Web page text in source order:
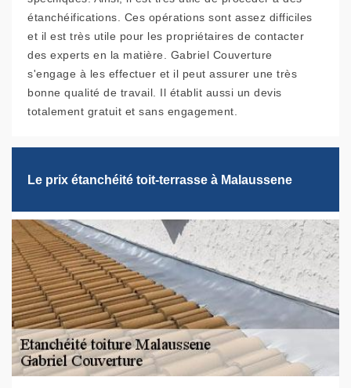
étanchéifications. Ces opérations sont assez difficiles
et il est très utile pour les propriétaires de contacter
des experts en la matière. Gabriel Couverture
s'engage à les effectuer et il peut assurer une très
bonne qualité de travail. Il établit aussi un devis
totalement gratuit et sans engagement.
Le prix étanchéité toit-terrasse à Malaussene